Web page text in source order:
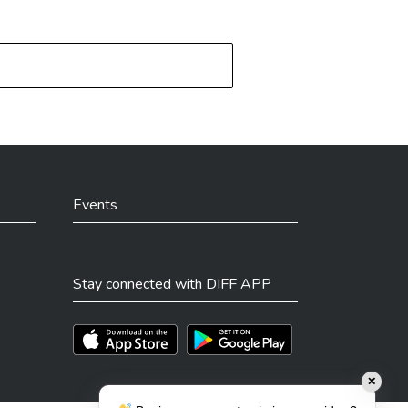
Events
Stay connected with DIFF APP
Téléchargez l'app sur l'App StoreTéléchargez l'app sur Play Store
✕